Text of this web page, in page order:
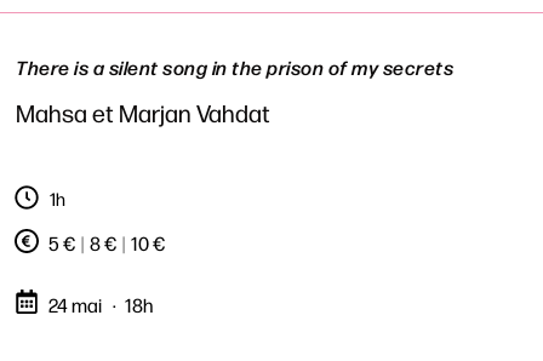
There is a silent song in the prison of my secrets
Mahsa et Marjan Vahdat
1h
5 € | 8 € | 10 €
24 mai 18h